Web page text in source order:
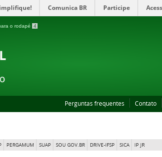
Comunica BR Participe
o rodapé 4
Perguntas frequentes Contato
PERGAMUM SUAP SOU GOV.BR DRIVE-IFSP SICA IP JR